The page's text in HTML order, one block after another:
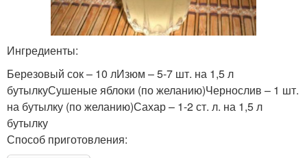
Ингредиенты:
Березовый сок – 10 лИзюм – 5-7 шт. на 1,5 л
бутылкуСушеные яблоки (по желанию)Чернослив – 1 шт.
на бутылку (по желанию)Сахар – 1-2 ст. л. на 1,5 л
бутылку
Способ приготовления: